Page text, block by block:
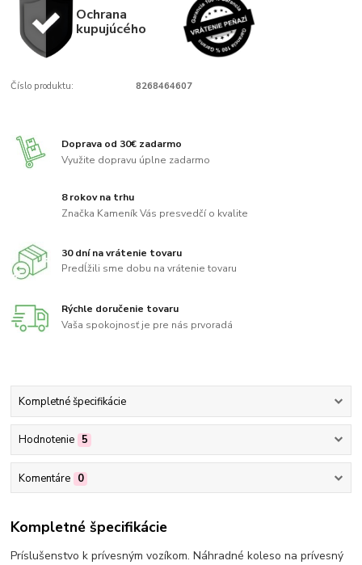
Ochrana
kupujúcého
Číslo produktu: 8268464607
Doprava od 30€ zadarmo
Využite dopravu úplne zadarmo
8 rokov na trhu
Značka Kameník Vás presvedčí o kvalite
30 dní na vrátenie tovaru
Predĺžili sme dobu na vrátenie tovaru
Rýchle doručenie tovaru
Vaša spokojnosť je pre nás prvoradá
Kompletné špecifikácie
Hodnotenie 5
Komentáre 0
Kompletné špecifikácie
Príslušenstvo k prívesným vozíkom. Náhradné koleso na prívesný